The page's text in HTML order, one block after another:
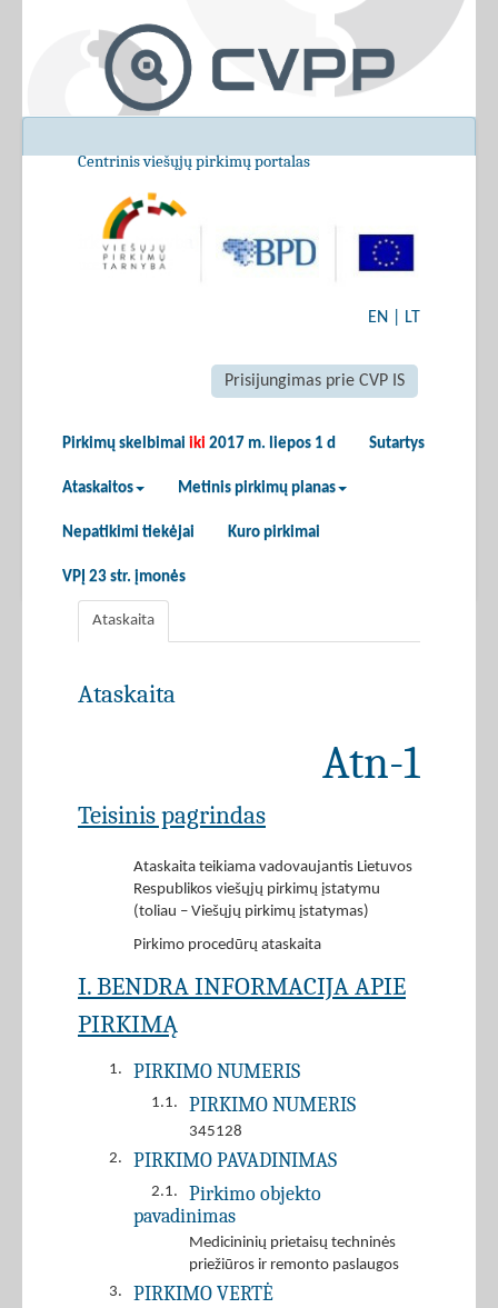
Centrinis viešųjų pirkimų portalas
EN LT
Prisijungimas prie CVP IS
Pirkimų skelbimai iki 2017 m. liepos 1 d Sutartys
Ataskaitos Metinis pirkimų planas
Nepatikimi tiekėjai Kuro pirkimai
VPĮ 23 str. įmonės
Ataskaita
Ataskaita
Atn-1
Teisinis pagrindas
Ataskaita teikiama vadovaujantis Lietuvos
Respublikos viešųjų pirkimų įstatymu
(toliau – Viešųjų pirkimų įstatymas)
Pirkimo procedūrų ataskaita
I. BENDRA INFORMACIJA APIE
PIRKIMĄ
1. PIRKIMO NUMERIS
1.1. PIRKIMO NUMERIS
345128
2.
PIRKIMO PAVADINIMAS
2.1.
Pirkimo objekto
pavadinimas
Medicininių prietaisų techninės
priežiūros ir remonto paslaugos
3.
PIRKIMO VERTĖ